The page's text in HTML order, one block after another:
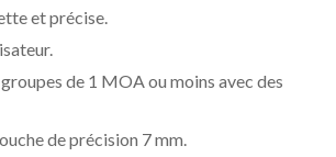
et précise.
de 1 MOA ou moins avec des
de précision 7 mm.